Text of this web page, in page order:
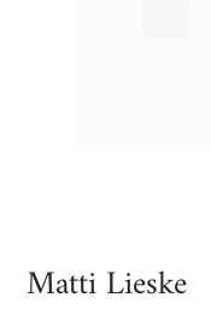
Bildgalerie
Matti Lieske